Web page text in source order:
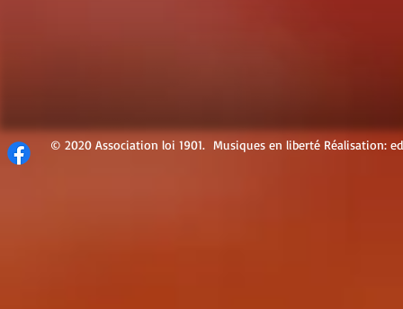
© 2020 Association loi 1901. Musiques en liberté Réalisation: